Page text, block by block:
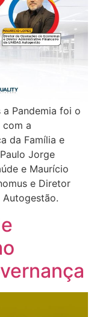
a Pandemia foi o
com a
da Família e
Jorge
e Maurício
e Diretor
Autogestão.